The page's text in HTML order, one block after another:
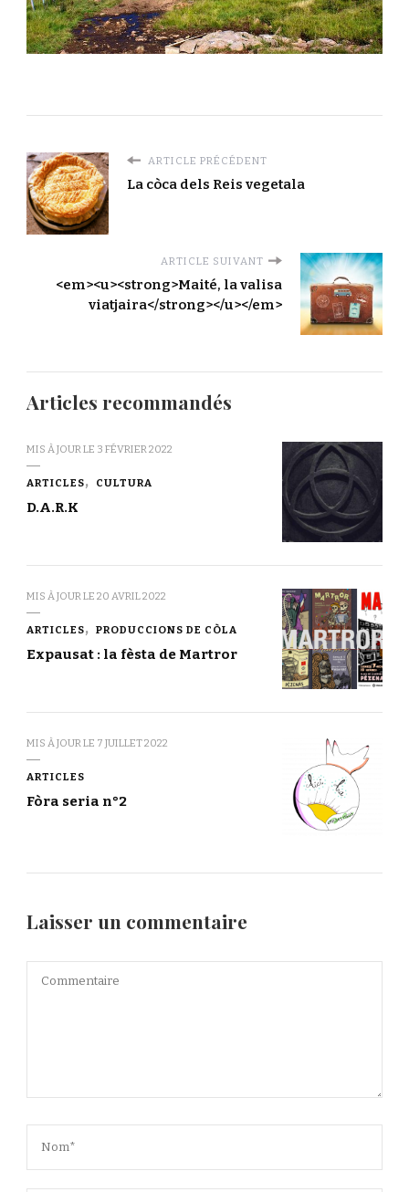
ARTICLE PRÉCÉDENT
La còca dels Reis vegetala
ARTICLE SUIVANT
<em><u><strong>Maité, la valisa
viatjaira</strong></u></em>
Articles recommandés
MIS À JOUR LE 3 FÉVRIER 2022
ARTICLES CULTURA
D.A.R.K
MIS À JOUR LE 20 AVRIL 2022
ARTICLES PRODUCCIONS DE CÒLA
Expausat : la fèsta de Martror
MIS À JOUR LE 7 JUILLET 2022
ARTICLES
Fòra seria n°2
Laisser un commentaire